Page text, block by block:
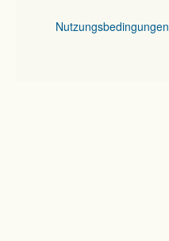
Nutzungsbedingungen